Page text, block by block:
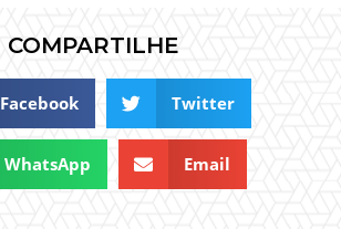
COMPARTILHE
Facebook Twitter
WhatsApp Email